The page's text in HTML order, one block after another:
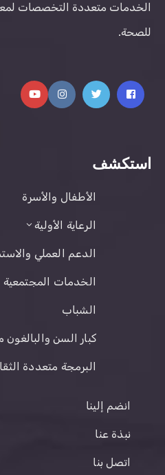
الخدمات متعددة التخصصات
للصحة.
استكشف
الأطفال والأسرة
الرعاية الأولية
الدعم العملي
الخدمات المجتمعية
الشباب
كبار السن
البرمجة متعددة
انضم إلينا
نبذة عنا
اتصل بنا